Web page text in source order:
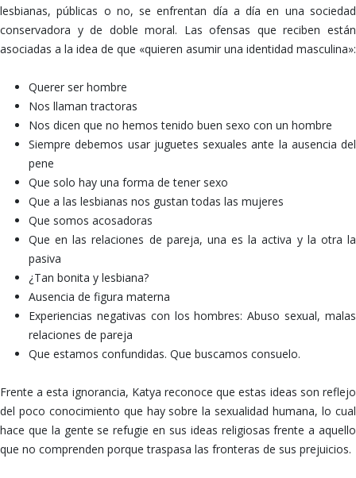
lesbianas, públicas o no, se enfrentan día a día en una sociedad
conservadora y de doble moral. Las ofensas que reciben están
asociadas a la idea de que «quieren asumir una identidad masculina»:
Querer ser hombre
Nos llaman tractoras
Nos dicen que no hemos tenido buen sexo con un hombre
Siempre debemos usar juguetes sexuales ante la ausencia del
pene
Que solo hay una forma de tener sexo
Que a las lesbianas nos gustan todas las mujeres
Que somos acosadoras
Que en las relaciones de pareja, una es la activa y la otra la
pasiva
¿Tan bonita y lesbiana?
Ausencia de figura materna
Experiencias negativas con los hombres: Abuso sexual, malas
relaciones de pareja
Que estamos confundidas. Que buscamos consuelo.
Frente a esta ignorancia, Katya reconoce que estas ideas son reflejo
del poco conocimiento que hay sobre la sexualidad humana, lo cual
hace que la gente se refugie en sus ideas religiosas frente a aquello
que no comprenden porque traspasa las fronteras de sus prejuicios.